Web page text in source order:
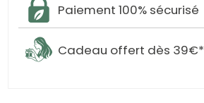
Paiement 100% sécurisé
Cadeau offert dès 39€*